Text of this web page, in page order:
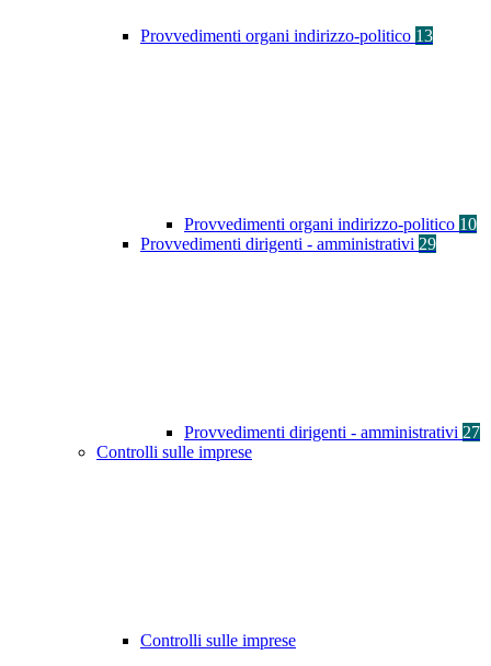
Provvedimenti organi indirizzo-politico 13
Provvedimenti organi indirizzo-politico 10
Provvedimenti dirigenti - amministrativi 29
Provvedimenti dirigenti - amministrativi 27
Controlli sulle imprese
Controlli sulle imprese